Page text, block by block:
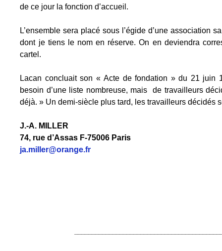
de ce jour la fonction d’accueil.
L’ensemble sera placé sous l’égide d’une association
dont je tiens le nom en réserve. On en deviendra
cartel.
Lacan concluait son « Acte de fondation » du 21 juin
besoin d’une liste nombreuse, mais de travailleurs
déjà. » Un demi-siècle plus tard, les travailleurs décidés
J.-A. MILLER
74, rue d’Assas F-75006 Paris
ja.miller@orange.fr